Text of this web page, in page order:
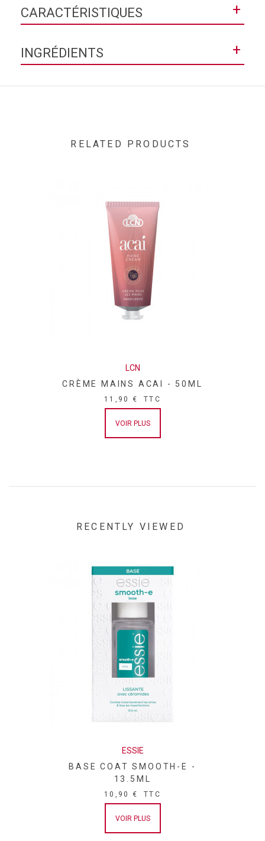
CARACTÉRISTIQUES +
Collection
INGRÉDIENTS +
ACRYLATES COPOLYMER • BENZOPHENONE-1 • CITRIC
RELATED PRODUCTS
LCN
CRÈME MAINS ACAI - 50ML
11,90 € TTC
VOIR PLUS
RECENTLY VIEWED
ESSIE
BASE COAT SMOOTH-E -
13.5ML
10,90 € TTC
VOIR PLUS